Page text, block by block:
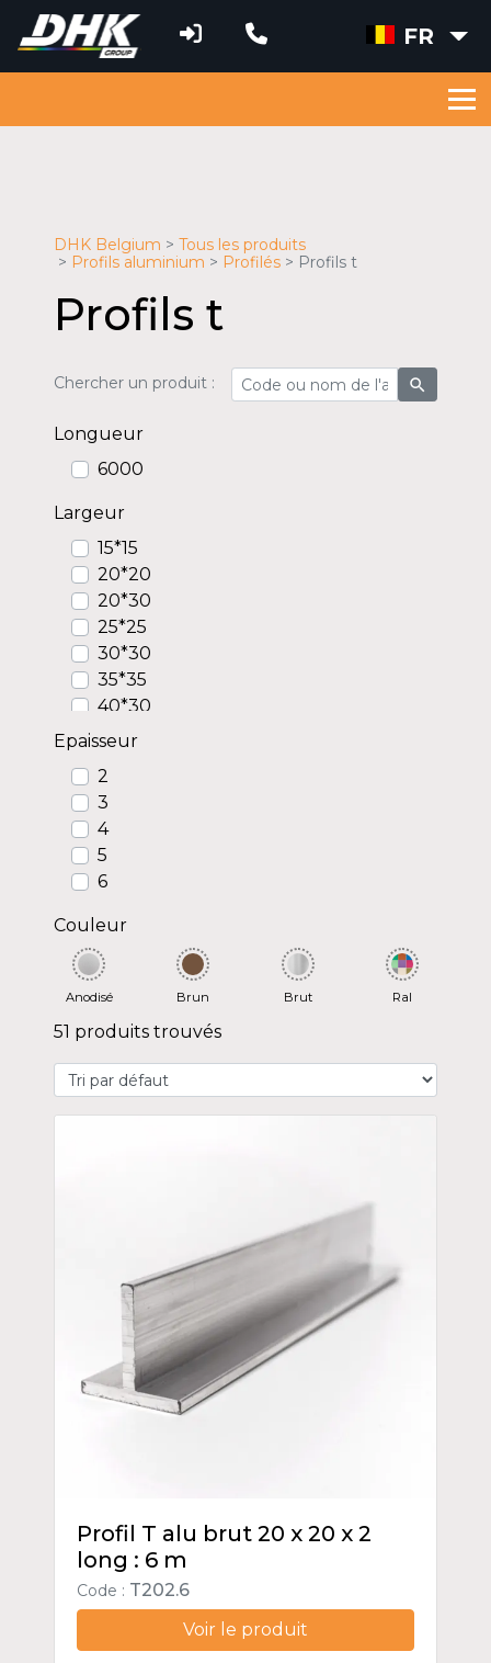
FR
DHK Belgium
Tous les produits
Profils aluminium
Profilés Profils t
Profils t
Chercher un produit : search
Longueur
6000
Largeur
15*15
20*20
20*30
25*25
30*30
35*35
40*30
40*40
60*60
Epaisseur
2
3
4
5
6
Couleur
Anodisé Brun Brut Ral
51 produits trouvés
Profil T alu brut 20 x 20 x 2
long : 6 m
Code : T202.6
Voir le produit